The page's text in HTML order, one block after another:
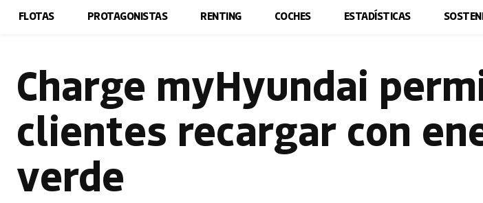
FLOTAS PROTAGONISTAS RENTING COCHES ESTADÍSTICAS
Charge myHyundai
clientes recargar con
verde